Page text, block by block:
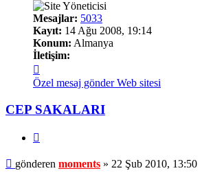
Mesajlar: 5033
Kayıt: 14 Ağu 2008, 19:14
Konum: Almanya
İletişim:
moments
Özel mesaj gönder Web sitesi
CEP SAKALARI
Mesaj
gönderen moments » 22 Şub 2010, 13:50